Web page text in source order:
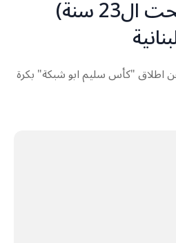
منتخب لبنان (تحت ال23 سنة)
اطلاق "كأس سليم ابو شبكة" بكرة